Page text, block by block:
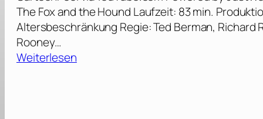
The Fox and the Hound Laufzeit: 83 min.
Altersbeschränkung Regie: Ted Berman, Richard
Rooney…
Weiterlesen: